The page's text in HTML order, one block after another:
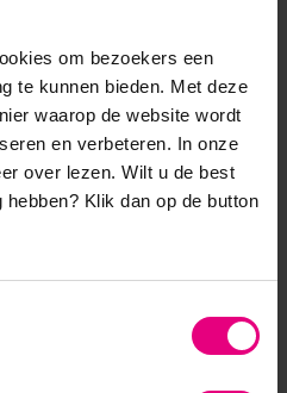
om bezoekers een
te kunnen bieden. Met deze
waarop de website wordt
en verbeteren. In onze
over lezen. Wilt u de best
hebben? Klik dan op de button
verder dan opknappen
tweede keer de motor
economie, maar dan
en duurzaamheid. We
bieden voor een andere
een nieuwe bio-based